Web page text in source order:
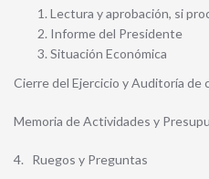
Lectura y aprobación, si
Informe del Presidente
Situación Económica
Cierre del Ejercicio y Auditoría de
Memoria de Actividades y
4. Ruegos y Preguntas